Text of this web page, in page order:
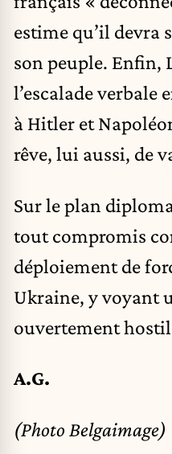
estime qu’il devra
son peuple. Enfin,
l’escalade verbale
à Hitler et
rêve, lui aussi, de
Sur le plan
tout compromis
déploiement de
Ukraine, y voyant
ouvertement
A.G.
(Photo Belgaimage)